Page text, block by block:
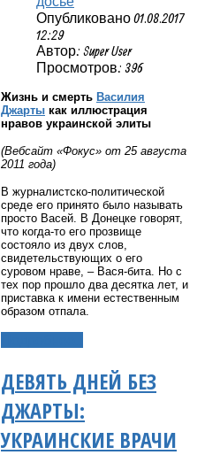
Опубликовано 01.08.2017
12:29
Автор: Super User
Просмотров: 396
Жизнь и смерть Василия
Джарты как иллюстрация
нравов украинской элиты
(Вебсайт «Фокус» от 25 августа
2011 года)
В журналистско-политической
среде его принято было называть
просто Васей. В Донецке говорят,
что когда-то его прозвище
состояло из двух слов,
свидетельствующих о его
суровом нраве, – Вася-бита. Но с
тех пор прошло два десятка лет, и
приставка к имени естественным
образом отпала.
ДЕВЯТЬ ДНЕЙ БЕЗ
ДЖАРТЫ:
УКРАИНСКИЕ ВРАЧИ